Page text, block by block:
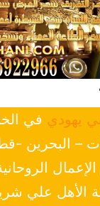
يهودي في
– البحرين -
الأهل علي